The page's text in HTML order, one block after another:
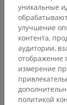
уникальные
улучшение
контента,
аудитории,
отображение
измерение
политикой